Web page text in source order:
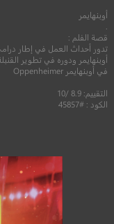
أوبنهايمر
.
قصة الفلم :
تدور أحداث العمل في إطار
أوبنهايمر ودوره في تطوير
في أوبنهايمر Oppenheimer
التقييم: 8.9 /10
الكود : #45857